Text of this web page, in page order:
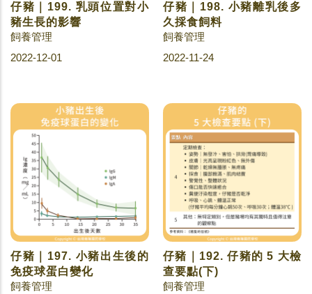
仔豬｜199. 乳頭位置對小
豬生長的影響
飼養管理
2022-12-01
仔豬｜198. 小豬離乳後多
久採食飼料
飼養管理
2022-11-24
仔豬｜197. 小豬出生後的
免疫球蛋白變化
飼養管理
仔豬｜192. 仔豬的 5 大檢
查要點(下)
飼養管理